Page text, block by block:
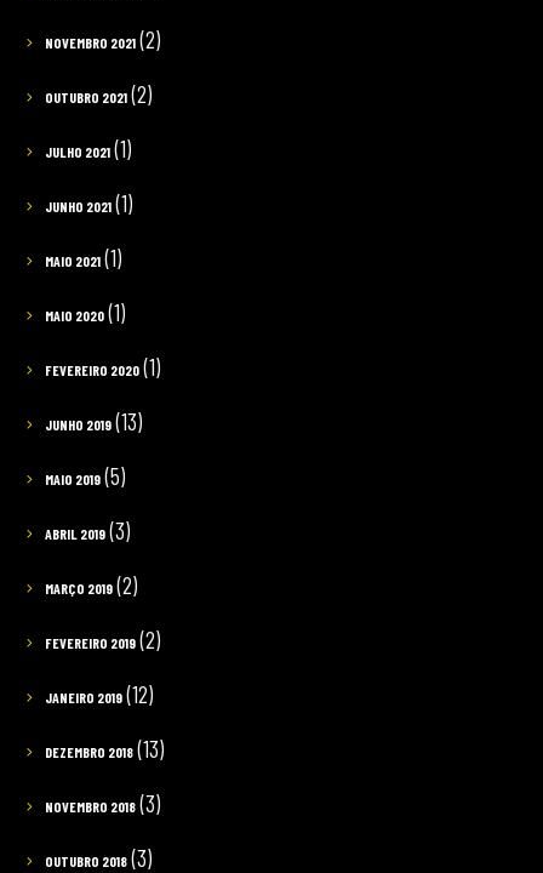
NOVEMBRO 2021(2)
OUTUBRO 2021(2)
JULHO 2021(1)
JUNHO 2021(1)
MAIO 2021(1)
MAIO 2020(1)
FEVEREIRO 2020(1)
JUNHO 2019(13)
MAIO 2019(5)
ABRIL 2019(3)
MARÇO 2019(2)
FEVEREIRO 2019(2)
JANEIRO 2019(12)
DEZEMBRO 2018(13)
NOVEMBRO 2018(3)
OUTUBRO 2018(3)